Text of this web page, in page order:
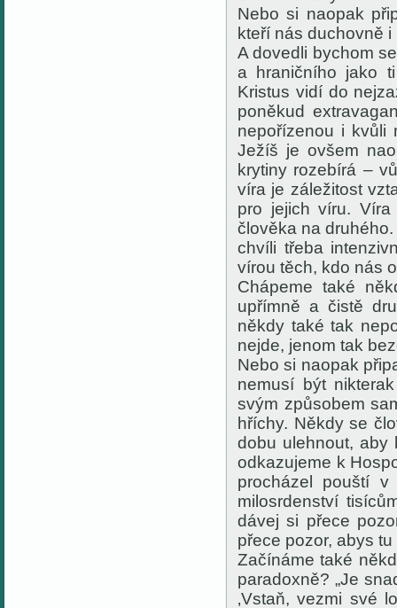
Nebo si naopak
kteří nás duchovně
A dovedli bychom
a hraničního jako
Kristus vidí do
poněkud
nepořízenou i kvůli
Ježíš je ovšem
krytiny rozebírá –
víra je záležitost
pro jejich víru.
člověka na
chvíli třeba
vírou těch, kdo nás
Chápeme také
upřímně a čistě
někdy také tak
nejde, jenom tak
Nebo si naopak
nemusí být
svým způsobem
hříchy. Někdy se
dobu ulehnout, aby
odkazujeme k
procházel pouští
milosrdenství
dávej si přece
přece pozor, abys
Začínáme také
paradoxně? „Je
‚Vstaň, vezmi své